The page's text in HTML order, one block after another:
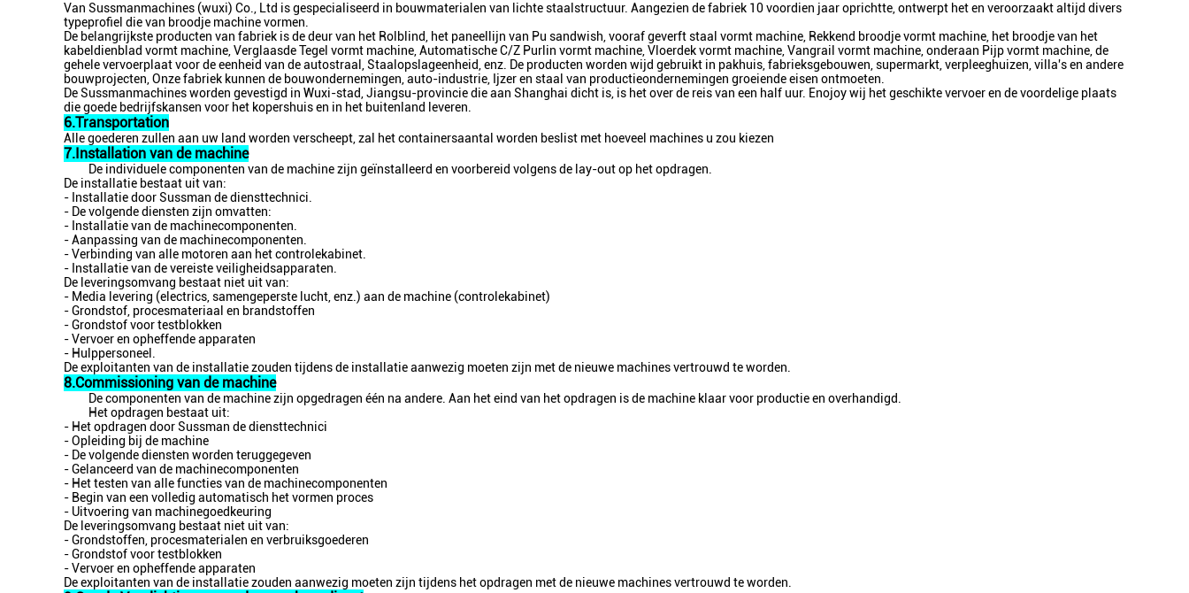
Van Sussmanmachines (wuxi) Co., Ltd is gespecialiseerd in bouwmaterialen van lichte staalstructuur. Aangezien de fabriek 10 voordien jaar oprichtte, ontwerpt het en veroorzaakt altijd divers
typeprofiel die van broodje machine vormen.
De belangrijkste producten van fabriek is de deur van het Rolblind, het paneellijn van Pu sandwish, vooraf geverft staal vormt machine, Rekkend broodje vormt machine, het broodje van het
kabeldienblad vormt machine, Verglaasde Tegel vormt machine, Automatische C/Z Purlin vormt machine, Vloerdek vormt machine, Vangrail vormt machine, onderaan Pijp vormt machine, de
gehele vervoerplaat voor de eenheid van de autostraal, Staalopslageenheid, enz. De producten worden wijd gebruikt in pakhuis, fabrieksgebouwen, supermarkt, verpleeghuizen, villa's en andere
bouwprojecten, Onze fabriek kunnen de bouwondernemingen, auto-industrie, Ijzer en staal van productieondernemingen groeiende eisen ontmoeten.
De Sussmanmachines worden gevestigd in Wuxi-stad, Jiangsu-provincie die aan Shanghai dicht is, is het over de reis van een half uur. Enojoy wij het geschikte vervoer en de voordelige plaats
die goede bedrijfskansen voor het kopershuis en in het buitenland leveren.
6.Transportation
Alle goederen zullen aan uw land worden verscheept, zal het containersaantal worden beslist met hoeveel machines u zou kiezen
7.Installation van de machine
De individuele componenten van de machine zijn geïnstalleerd en voorbereid volgens de lay-out op het opdragen.
De installatie bestaat uit van:
- Installatie door Sussman de diensttechnici.
- De volgende diensten zijn omvatten:
- Installatie van de machinecomponenten.
- Aanpassing van de machinecomponenten.
- Verbinding van alle motoren aan het controlekabinet.
- Installatie van de vereiste veiligheidsapparaten.
De leveringsomvang bestaat niet uit van:
- Media levering (electrics, samengeperste lucht, enz.) aan de machine (controlekabinet)
- Grondstof, procesmateriaal en brandstoffen
- Grondstof voor testblokken
- Vervoer en opheffende apparaten
- Hulppersoneel.
De exploitanten van de installatie zouden tijdens de installatie aanwezig moeten zijn met de nieuwe machines vertrouwd te worden.
8.Commissioning van de machine
De componenten van de machine zijn opgedragen één na andere. Aan het eind van het opdragen is de machine klaar voor productie en overhandigd.
Het opdragen bestaat uit:
- Het opdragen door Sussman de diensttechnici
- Opleiding bij de machine
- De volgende diensten worden teruggegeven
- Gelanceerd van de machinecomponenten
- Het testen van alle functies van de machinecomponenten
- Begin van een volledig automatisch het vormen proces
- Uitvoering van machinegoedkeuring
De leveringsomvang bestaat niet uit van:
- Grondstoffen, procesmaterialen en verbruiksgoederen
- Grondstof voor testblokken
- Vervoer en opheffende apparaten
De exploitanten van de installatie zouden aanwezig moeten zijn tijdens het opdragen met de nieuwe machines vertrouwd te worden.